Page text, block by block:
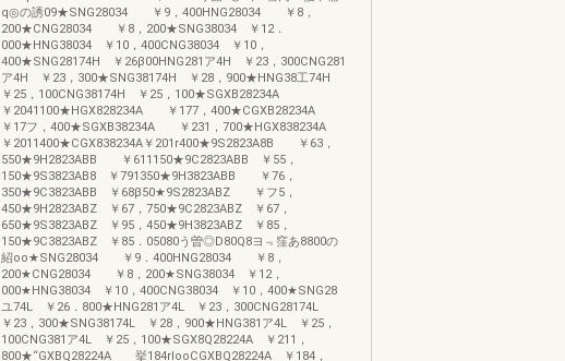
q◎の誘09★SNG28034 ￥9，400HNG28034 ￥8，
200★CNG28034 ￥8，200★SNG38034 ￥12．
000★HNG38034 ￥10，400CNG38034 ￥10，
400★SNG28174H ￥26β00HNG281ア4H ￥23，300CNG281
ア4H ￥23，300★SNG38174H ￥28，900★HNG38工74H
￥25，100CNG38174H ￥25，100★SGXB28234A
￥2041100★HGX828234A ￥177，400★CGXB28234A
￥17フ，400★SGXB38234A ￥231，700★HGX838234A
￥2011400★CGX838234A￥201r400★9S2823A8B ￥63，
550★9H2823ABB ￥611150★9C2823ABB ￥55，
150★9S3823AB8 ￥791350★9H3823ABB ￥76，
350★9C3823ABB ￥68β50★9S2823ABZ ￥フ5，
450★9H2823ABZ ￥67，750★9C2823ABZ ￥67，
650★9S3823ABZ ￥95，450★9H3823ABZ ￥85，
150★9C3823ABZ ￥85．05080う曽◎D80Q8ヨ﹃窪あ8800の
紹oo★SNG28034 ￥9．400HNG28034 ￥8，
200★CNG28034 ￥8，200★SNG38034 ￥12，
000★HNG38034 ￥10，400CNG38034 ￥10，400★SNG28
ユ74L ￥26．800★HNG281ア4L ￥23，300CNG28174L
￥23，300★SNG38174L ￥28，900★HNG381ア4L ￥25，
100CNG381ア4L ￥25，100★SGX8Q28224A ￥211，
800★“GXBQ28224A 挙184rlooCGXBQ28224A ￥184，